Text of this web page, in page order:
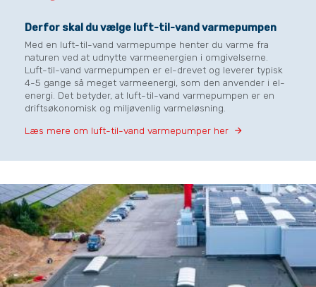
Derfor skal du vælge luft-til-vand varmepumpen
Med en luft-til-vand varmepumpe henter du varme fra
naturen ved at udnytte varmeenergien i omgivelserne.
Luft-til-vand varmepumpen er el-drevet og leverer typisk
4-5 gange så meget varmeenergi, som den anvender i el-
energi. Det betyder, at luft-til-vand varmepumpen er en
driftsøkonomisk og miljøvenlig varmeløsning.
Læs mere om luft-til-vand varmepumper her